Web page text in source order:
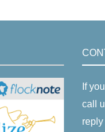
If
call